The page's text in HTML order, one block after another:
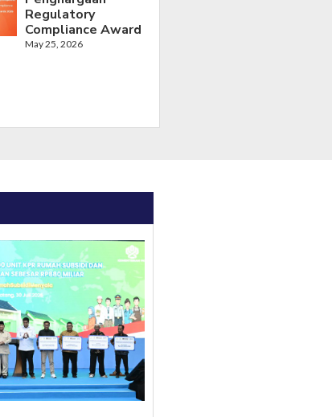
Regulatory
Compliance Award
May 25, 2026